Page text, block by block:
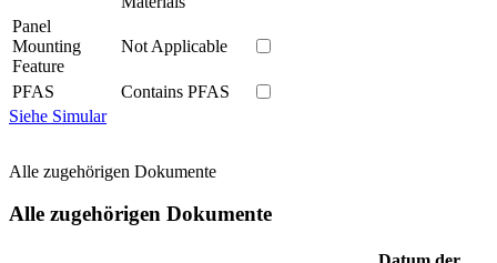
Panel
Mounting
Feature
Not Applicable
PFAS
Contains PFAS
Siehe Simular
Alle zugehörigen Dokumente
Alle zugehörigen Dokumente